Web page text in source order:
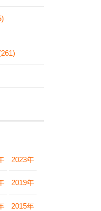
2023年
2019年
2015年